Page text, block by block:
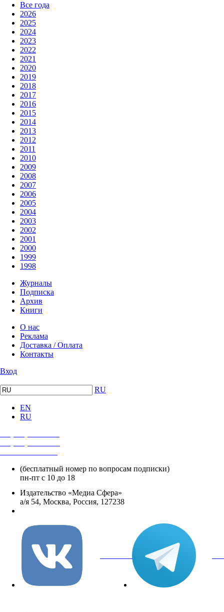
Все года
2026
2025
2024
2023
2022
2021
2020
2019
2018
2017
2016
2015
2014
2013
2012
2011
2010
2009
2008
2007
2006
2005
2004
2003
2002
2001
2000
1999
1998
Журналы
Подписка
Архив
Книги
О нас
Реклама
Доставка / Оплата
Контакты
Вход
RU
EN
RU
(бесплатный номер по вопросам подписки)
пн-пт с 10 до 18
Издательство «Медиа Сфера»
а/я 54, Москва, Россия, 127238
вКонтакте